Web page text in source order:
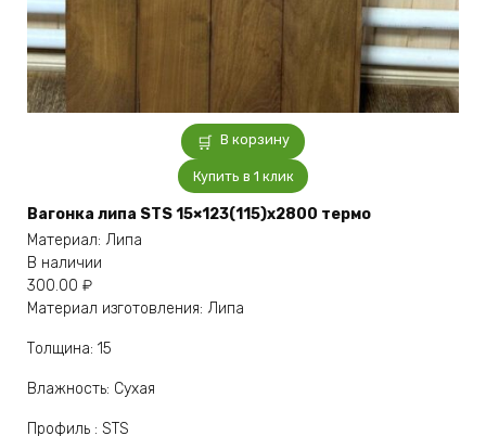
В корзину
Купить в 1 клик
Вагонка липа STS 15×123(115)x2800 термо
Материал: Липа
В наличии
300.00 ₽
Материал изготовления: Липа
Толщина: 15
Влажность: Сухая
Профиль : STS